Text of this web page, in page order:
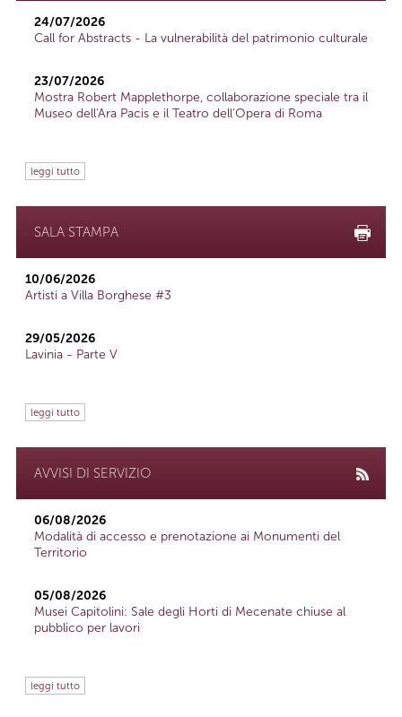
24/07/2026
Call for Abstracts - La vulnerabilità del patrimonio culturale
23/07/2026
Mostra Robert Mapplethorpe, collaborazione speciale tra il
Museo dell'Ara Pacis e il Teatro dell'Opera di Roma
leggi tutto
SALA STAMPA
10/06/2026
Artisti a Villa Borghese #3
29/05/2026
Lavinia - Parte V
leggi tutto
AVVISI DI SERVIZIO
06/08/2026
Modalità di accesso e prenotazione ai Monumenti del
Territorio
05/08/2026
Musei Capitolini: Sale degli Horti di Mecenate chiuse al
pubblico per lavori
leggi tutto